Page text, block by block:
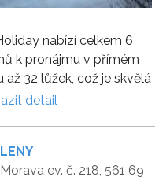
nabízí celkem 6
k pronájmu v přímém
32 lůžek, což je skvělá
detail
ev. č. 218, 561 69